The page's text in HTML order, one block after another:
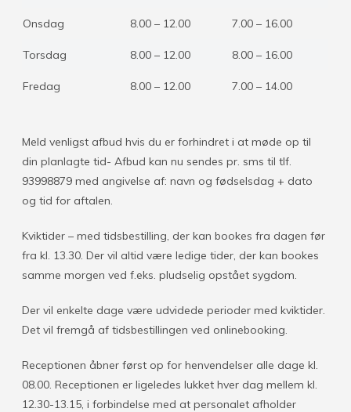
Onsdag 8.00 – 12.00 7.00 – 16.00
Torsdag 8.00 – 12.00 8.00 – 16.00
Fredag 8.00 – 12.00 7.00 – 14.00
Meld venligst afbud hvis du er forhindret i at møde op til
din planlagte tid- Afbud kan nu sendes pr. sms til tlf.
93998879 med angivelse af: navn og fødselsdag + dato
og tid for aftalen.
Kviktider – med tidsbestilling, der kan bookes fra dagen før
fra kl. 13.30. Der vil altid være ledige tider, der kan bookes
samme morgen ved f.eks. pludselig opstået sygdom.
Der vil enkelte dage være udvidede perioder med kviktider.
Det vil fremgå af tidsbestillingen ved onlinebooking.
Receptionen åbner først op for henvendelser alle dage kl.
08.00. Receptionen er ligeledes lukket hver dag mellem kl.
12.30-13.15, i forbindelse med at personalet afholder